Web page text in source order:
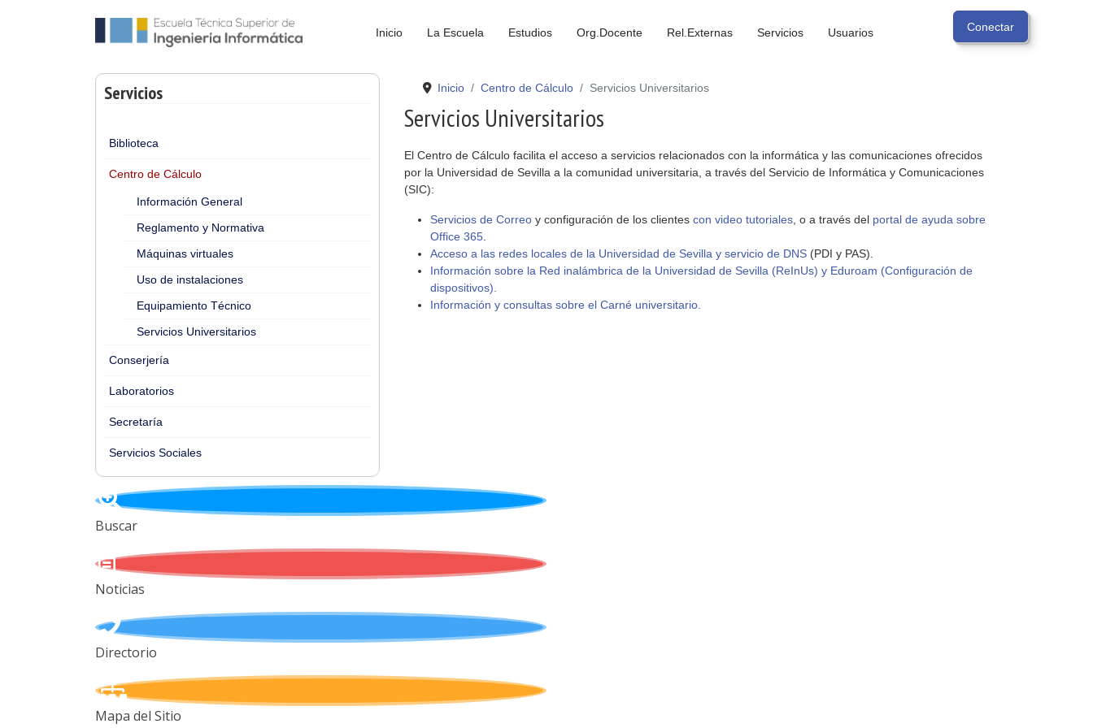
Inicio La Escuela Estudios Org.Docente Rel.Externas Servicios Usuarios
Servicios
Biblioteca
Centro de Cálculo
Información General
Reglamento y Normativa
Máquinas virtuales
Uso de instalaciones
Equipamiento Técnico
Servicios Universitarios
Conserjería
Laboratorios
Secretaría
Servicios Sociales
Inicio Centro de Cálculo Servicios Universitarios
Servicios Universitarios
El Centro de Cálculo facilita el acceso a servicios relacionados con la informática y las comunicaciones ofrecidos
por la Universidad de Sevilla a la comunidad universitaria, a través del Servicio de Informática y Comunicaciones
(SIC):
Servicios de Correo y configuración de los clientes con video tutoriales , o a través del portal de ayuda sobre
Office 365
Acceso a las redes locales de la Universidad de Sevilla y servicio de DNS (PDI y PAS).
Información sobre la Red inalámbrica de la Universidad de Sevilla (ReInUs) y Eduroam (Configuración de
dispositivos).
Información y consultas sobre el Carné universitario.
Buscar
Noticias
Directorio
Mapa del Sitio